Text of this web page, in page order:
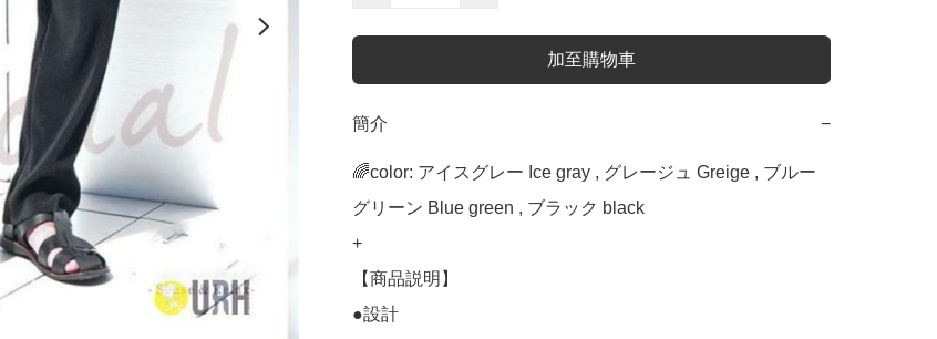
加至購物車
簡介 −
🌈color: アイスグレー Ice gray , グレージュ Greige , ブルー
グリーン Blue green , ブラック black
+
【商品説明】
●設計